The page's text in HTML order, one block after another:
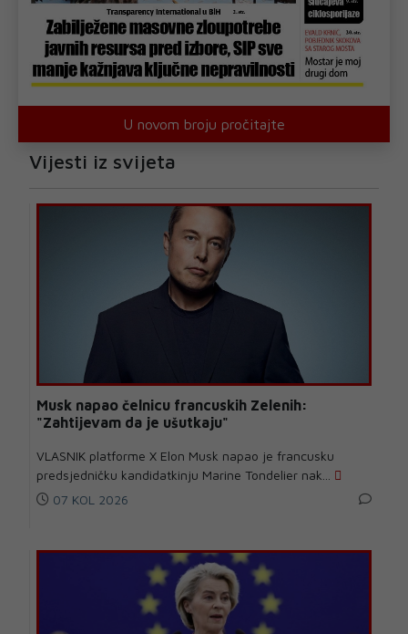
U novom broju pročitajte
Vijesti iz svijeta
Musk napao čelnicu francuskih Zelenih:
"Zahtijevam da je ušutkaju"
VLASNIK platforme X Elon Musk napao je francusku
predsjedničku kandidatkinju Marine Tondelier nak...
07 KOL 2026